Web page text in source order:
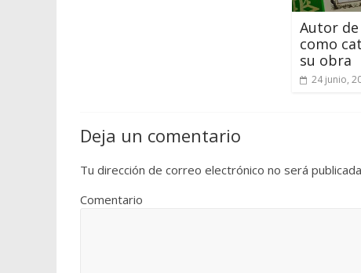
Autor de
como
su obra
24 junio,
Deja un comentario
Tu dirección de correo electrónico no será
Comentario